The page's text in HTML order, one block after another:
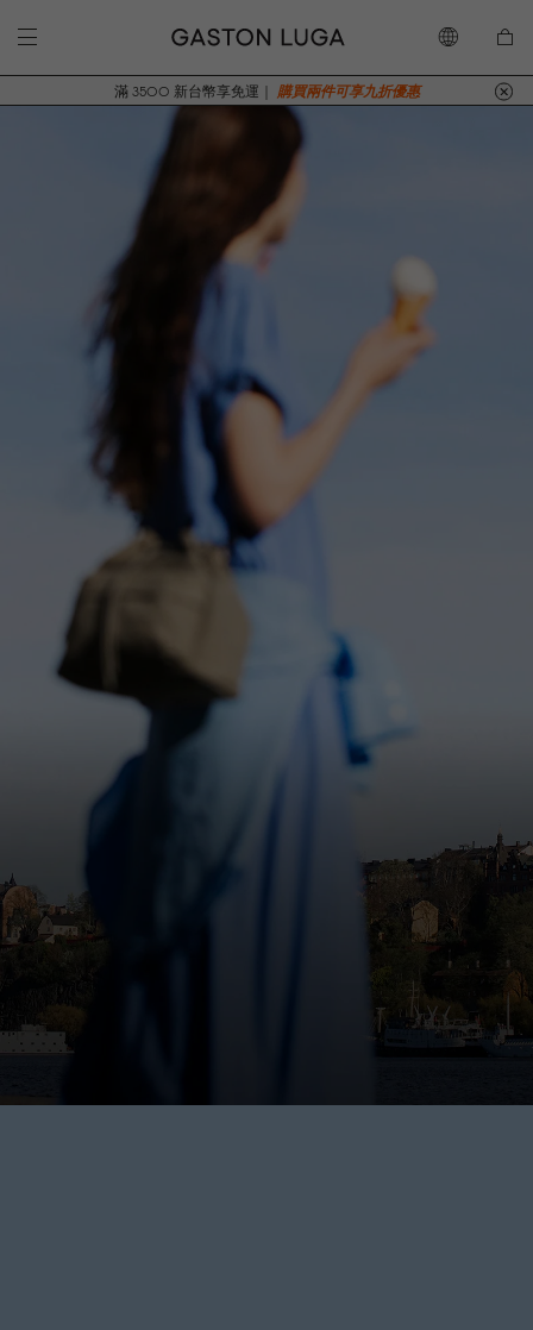
滿 3500 新台幣享免運｜ 購買兩件可享九折優惠